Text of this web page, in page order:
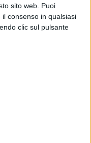
sito web. Puoi
consenso in qualsiasi
clic sul pulsante
giornata.
omaggio alla
forza delle donne di